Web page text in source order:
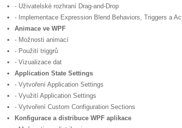
- Uživatelské rozhraní Drag-and-Drop
- Implementace Expression Blend Behaviors, Triggers a
Animace ve WPF
- Možnosti animací
- Použití triggrů
- Vizualizace dat
Application State Settings
- Vytvoření Application Settings
- Využití Application Settings
- Vytvoření Custom Configuration Sections
Konfigurace a distribuce WPF aplikace